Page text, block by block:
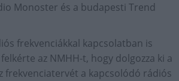
Monoster és a budapesti Trend
frekvenciákkal kapcsolatban is
az NMHH-t, hogy dolgozza ki a
frekvenciatervét a kapcsolódó rádiós